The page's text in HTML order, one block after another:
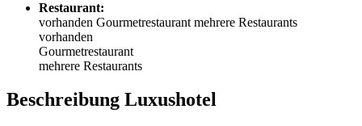
Restaurant:
vorhanden Gourmetrestaurant mehrere Restaurants
vorhanden
Gourmetrestaurant
mehrere Restaurants
Beschreibung Luxushotel